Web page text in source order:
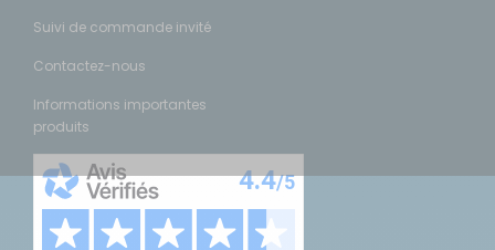
Suivi de commande invité
Contactez-nous
Informations importantes
produits